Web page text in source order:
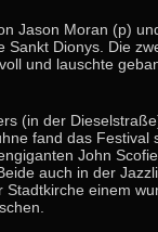
Jason Moran (p)
Sankt Dionys. Die
und lauschte
(in der
fand das Festival
John
auch in der
einem